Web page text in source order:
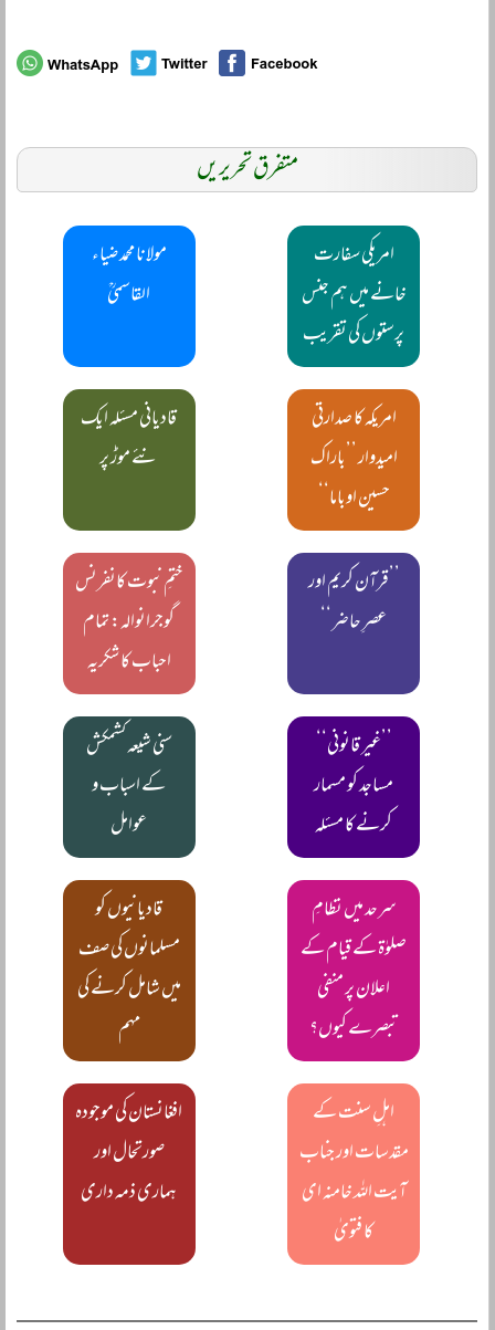
متفرق تحریریں
امریکی سفارت
خانے میں ہم جنس
پرستوں کی تقریب
مولانا محمد ضیاء
القاسمیؒ
امریکہ کا صدارتی
امیدوار ’’باراک
حسین اوباما‘‘
قادیانی مسئلہ ایک
نئے موڑ پر
’’قرآن کریم اور
عصرِ حاضر‘‘
ختمِ نبوت کانفرنس
گوجرانوالہ: تمام
احباب کا شکریہ
’’غیر قانونی‘‘
مساجد کو مسمار
کرنے کا مسئلہ
سنی شیعہ کشمکش
کے اسباب و
عوامل
سرحد میں نظامِ
صلوٰۃ کے قیام کے
اعلان پر منفی
تبصرے کیوں؟
قادیانیوں کو
مسلمانوں کی صف
میں شامل کرنے کی
مہم
اہلِ سنت کے
مقدسات اور جناب
آیت اللہ خامنہ ای
کا فتویٰ
افغانستان کی موجودہ
صورتحال اور
ہماری ذمہ داری